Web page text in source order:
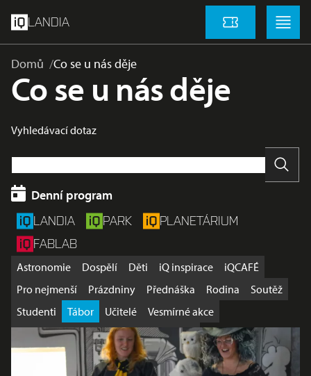
LANDIA Vstupenky
Menu
Domů Co se u nás děje
Co se u nás děje
Vyhledávací dotaz
Denní program
LANDIA PARK
PLANETÁRIUM
FABLAB
Astronomie Dospělí Děti iQ inspirace
iQCAFÉ
Pro nejmenší
Prázdniny Přednáška Rodina
Soutěž
Studenti
Tábor Učitelé
Vesmírné akce
Výhodná nabídka
Workshop Školy